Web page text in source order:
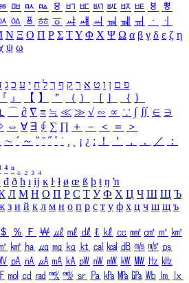
ㅮ ㅯ ㅰ ㅱ ㅲ ㅳ ㅴ ㅵ ㅶ ㅷ ㅸ
ㅹ
ㆃ ㆄ ㆅ ㆆ ㆇ ㆈ ㆉ ㆊ ㆋ ㆌ ㆍ
ㆎ
Ν Ξ Ο Π Ρ Σ ΤΥ Φ Χ Ψ Ω α β γ δ ε ζ η
ψ ω
פ ם ן ו ט א ר ק ף ך ל ח י ע כ ג
『 』 【 】 ＂ （ ） ［ ］ ｛ ｝
⌒ ∂ ∇ ≡ ≒ ≪ ≫ √ ∽ ∝ ∵ ∫ ∬ ∈ ∋
⇔ ∀ ∃ ∮ ∑ ∏ ＋ － ＜ ＝
＞
∼ ´ ～ ˇ ˘ ˝ ˚ ˙ ¸ ¡ ¿ ː ！ ＇ ， ． ／
：
⁴ ⁿ ₁ ₂ ₃ ₄
đ ð ħ ı ĳ ĸ ŀ ł ø œ ß þ ŧ ŋ ŉ
Л М Н О П Р С Т У Ф Х Ц Ч Ш Щ Ъ
з и й к л м н о п р с т у ф х ц ч ш щ ъ
＄ ％ Ｆ ￦ ㎕ ㎖ ㎗ ℓ ㎘ ㏄ ㎣ ㎤ ㎥ ㎦
㎢ ㏊ ㎍ ㎎ ㎏ ㏏ ㎈ ㎉ ㏈ ㎧ ㎨ ㎰
㎀ ㎁ ㎂ ㎃ ㎄ ㎺ ㎻ ㎽ ㎾ ㎿ ㎐ ㎑
㏖ ㏅ ㎭ ㎮ ㎯ ㏛ ㎩ ㎪ ㎫ ㎬ ㏝ ㏐
㏓